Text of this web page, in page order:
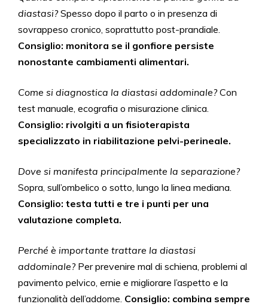
diastasi?Spesso dopo il parto o in presenza di
sovrappeso cronico, soprattutto post-prandiale.
Consiglio: monitora se il gonfiore persiste
nonostante cambiamenti alimentari.
Come si diagnostica la diastasi addominale?Con
test manuale, ecografia o misurazione clinica.
Consiglio: rivolgiti a un fisioterapista
specializzato in riabilitazione pelvi-perineale.
Dove si manifesta principalmente la separazione?
Sopra, sull’ombelico o sotto, lungo la linea mediana.
Consiglio: testa tutti e tre i punti per una
valutazione completa.
Perché è importante trattare la diastasi
addominale?Per prevenire mal di schiena, problemi al
pavimento pelvico, ernie e migliorare l’aspetto e la
funzionalità dell’addome. Consiglio: combina sempre